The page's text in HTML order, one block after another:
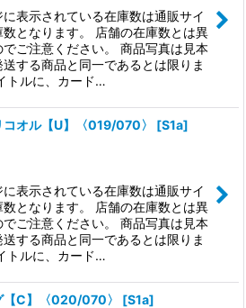
表示されている在庫数は通販サイ
数となります。 店舗の在庫数とは異
でご注意ください。 商品写真は見本
する商品と同一であるとは限りま
トルに、カード…
コオル【U】〈019/070〉 [S1a]
表示されている在庫数は通販サイ
数となります。 店舗の在庫数とは異
でご注意ください。 商品写真は見本
する商品と同一であるとは限りま
トルに、カード…
【C】〈020/070〉 [S1a]